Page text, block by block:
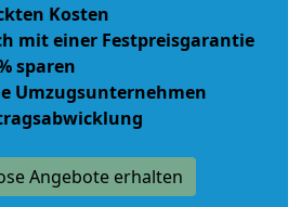
Kosten
mit einer Festpreisgarantie
sparen
Umzugsunternehmen
Angebote erhalten